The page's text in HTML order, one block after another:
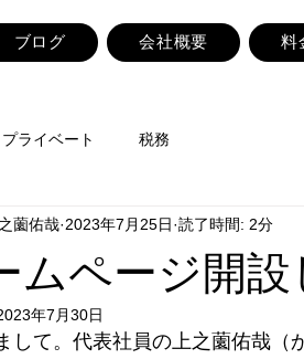
ブログ 会社概要 料
プライベート 税務
ムページ開設
之薗佑哉 2023年7月25日 読了時間: 2分
年7月30日
して。代表社員の上之薗佑哉（